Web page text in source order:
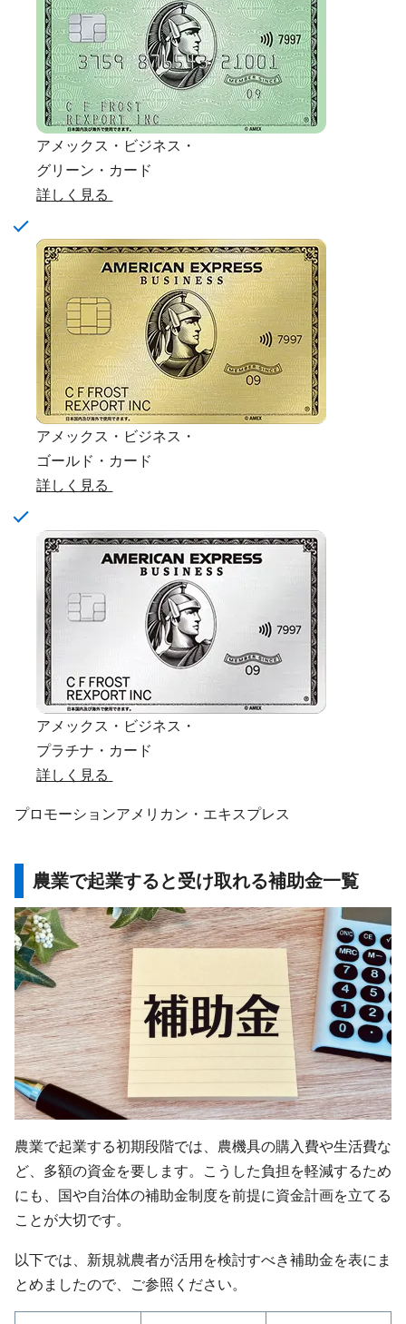
アメックス・ビジネス・
グリーン・カード
詳しく見る
アメックス・ビジネス・
ゴールド・カード
詳しく見る
アメックス・ビジネス・
プラチナ・カード
詳しく見る
プロモーションアメリカン・エキスプレス
農業で起業すると受け取れる補助金一覧
農業で起業する初期段階では、農機具の購入費や生活費な
ど、多額の資金を要します。こうした負担を軽減するため
にも、国や自治体の補助金制度を前提に資金計画を立てる
ことが大切です。
以下では、新規就農者が活用を検討すべき補助金を表にま
とめましたので、ご参照ください。